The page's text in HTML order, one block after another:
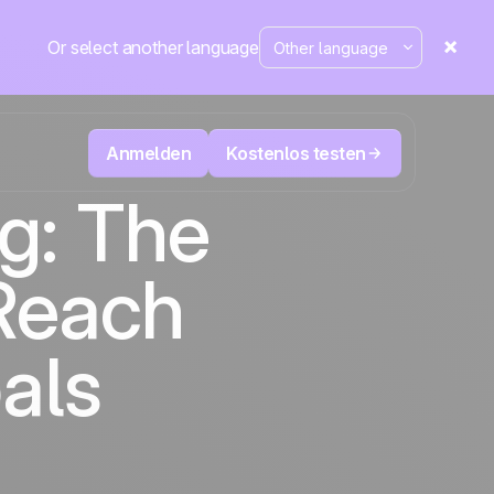
Or select another language
Anmelden Kostenlos testen
Die CRM- und Marketing-
Automatisierungsplattform
im
mehr
Televertrieb & Telemarketing
Verfolgen Sie jeden Anruf, priorisieren Sie
die richtigen Leads und wissen Sie immer,
was als Nächstes zu tun ist.
Positive
in den
The